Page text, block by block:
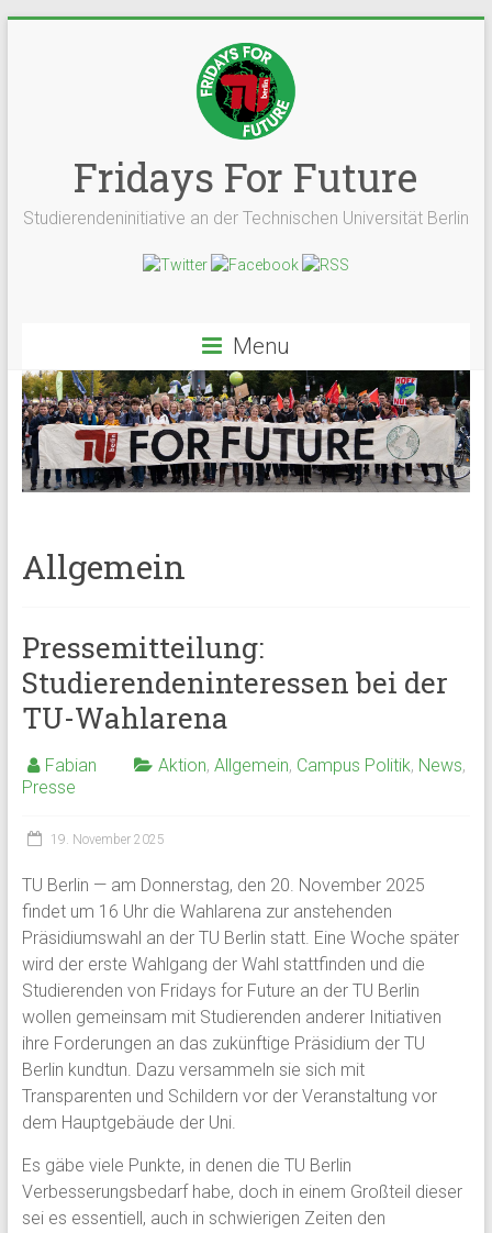
Fridays For Future
Studierendeninitiative an der Technischen Universität Berlin
Menu
Allgemein
Pressemitteilung:
Studierendeninteressen bei der
TU-Wahlarena
Fabian Aktion, Allgemein, Campus Politik, News,
Presse
19. November 2025
TU Berlin — am Donnerstag, den 20. November 2025
findet um 16 Uhr die Wahlarena zur anstehenden
Präsidiumswahl an der TU Berlin statt. Eine Woche später
wird der erste Wahlgang der Wahl stattfinden und die
Studierenden von Fridays for Future an der TU Berlin
wollen gemeinsam mit Studierenden anderer Initiativen
ihre Forderungen an das zukünftige Präsidium der TU
Berlin kundtun. Dazu versammeln sie sich mit
Transparenten und Schildern vor der Veranstaltung vor
dem Hauptgebäude der Uni.
Es gäbe viele Punkte, in denen die TU Berlin
Verbesserungsbedarf habe, doch in einem Großteil dieser
sei es essentiell, auch in schwierigen Zeiten den